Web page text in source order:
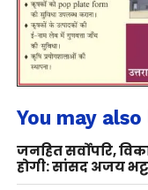
You may also
जनहित सर्वोपरि,
होगी: सांसद अजय भट्ट